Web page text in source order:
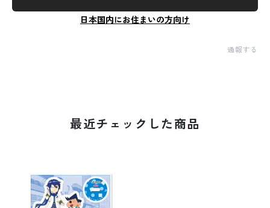
日本国内にお住まいの方向け
通報する
最近チェックした商品